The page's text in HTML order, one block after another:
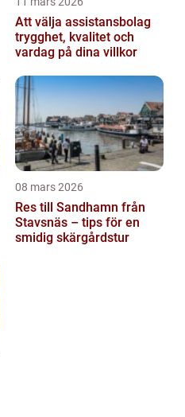
Att välja assistansbolag
trygghet, kvalitet och
vardag på dina villkor
08 mars 2026
Res till Sandhamn från
Stavsnäs – tips för en
smidig skärgårdstur